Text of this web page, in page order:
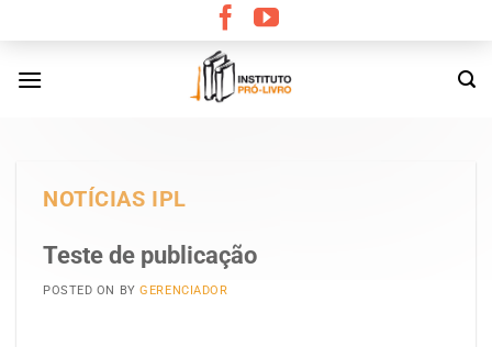
content
NOTÍCIAS IPL
Teste de publicação
POSTED ON BYGERENCIADOR